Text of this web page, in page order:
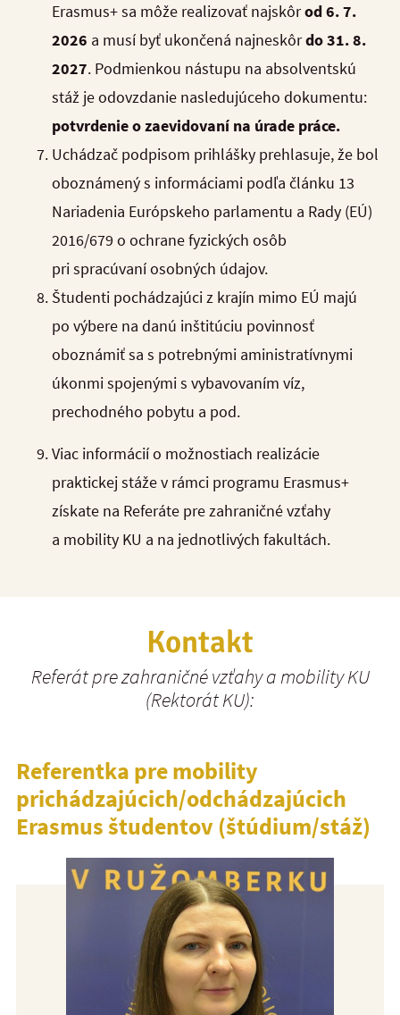
Erasmus+ sa môže realizovať najskôrod 6. 7.
2026 a musí byť ukončená najneskôrdo 31. 8.
2027. Podmienkou nástupu na absolventskú
stáž je odovzdanie nasledujúceho dokumentu:
potvrdenie o zaevidovaní na úrade práce.
Uchádzač podpisom prihlášky prehlasuje, že bol
oboznámený s informáciami podľa článku 13
Nariadenia Európskeho parlamentu a Rady (EÚ)
2016/679 o ochrane fyzických osôb
pri spracúvaní osobných údajov.
Študenti pochádzajúci z krajín mimo EÚ majú
po výbere na danú inštitúciu povinnosť
oboznámiť sa s potrebnými aministratívnymi
úkonmi spojenými s vybavovaním víz,
prechodného pobytu a pod.
Viac informácií o možnostiach realizácie
praktickej stáže v rámci programu Erasmus+
získate na Referáte pre zahraničné vzťahy
a mobility KU a na jednotlivých fakultách.
Kontakt
Referát pre zahraničné vzťahy a mobility KU
(Rektorát KU):
Referentka pre mobility
prichádzajúcich/odchádzajúcich
Erasmus študentov (štúdium/stáž)